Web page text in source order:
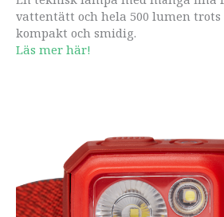
vattentätt och hela 500 lumen
kompakt och smidig.
Läs mer här!